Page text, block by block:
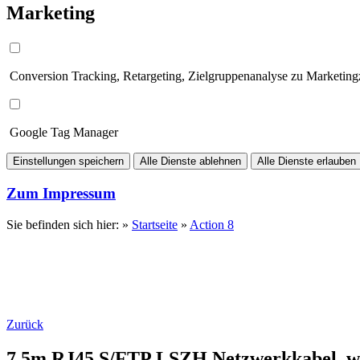
Marketing
Conversion Tracking, Retargeting, Zielgruppenanalyse zu
Google Tag Manager
Einstellungen speichern Alle Dienste ablehnen Alle Dienste erlauben
Zum Impressum
Sie befinden sich hier: » Startseite » Action 8
Zurück